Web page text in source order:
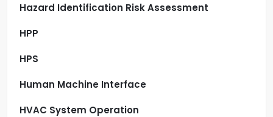
Hazard Identification Risk Assessment
HPP
HPS
Human Machine Interface
HVAC System Operation